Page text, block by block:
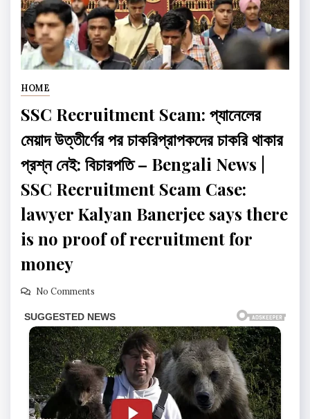
HOME
SSC Recruitment Scam: প্যানেলের
মেয়াদ উত্তীর্ণের পর চাকরিপ্রাপকদের চাকরি থাকার
প্রশ্ন নেই: বিচারপতি – Bengali News |
SSC Recruitment Scam Case:
lawyer Kalyan Banerjee says there
is no proof of recruitment for
money
No Comments